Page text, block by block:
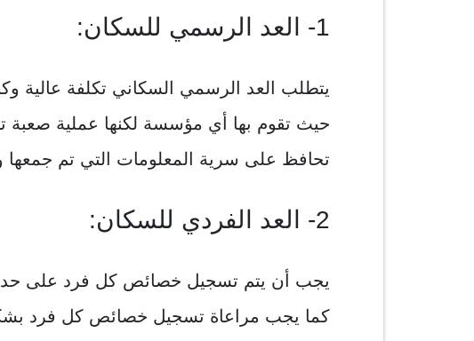
1- العد الرسمي للسكان:
يتطلب العد الرسمي السكاني تكلفة عالية
حيث تقوم بها أي مؤسسة لكنها عملية صعبة
تحافظ على سرية المعلومات التي تم جمعها
2- العد الفردي للسكان:
يجب أن يتم تسجيل خصائص كل فرد على حدة
كما يجب مراعاة تسجيل خصائص كل فرد